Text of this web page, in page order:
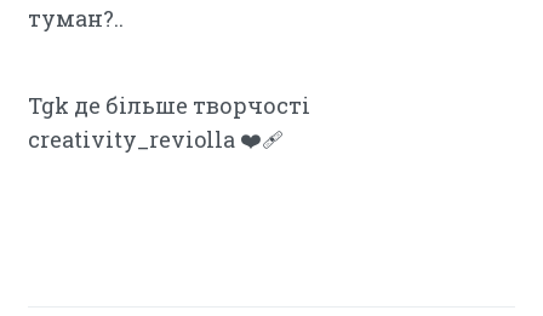
туман?..
Tgk де більше творчості
creativity_reviolla ❤️‍🩹